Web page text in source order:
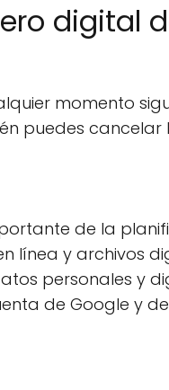
digital
momento
puedes
de la
línea y archivos
personales y
de Google y